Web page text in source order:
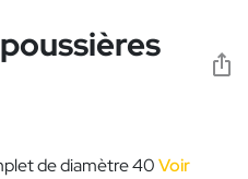
de diamètre 40Voir